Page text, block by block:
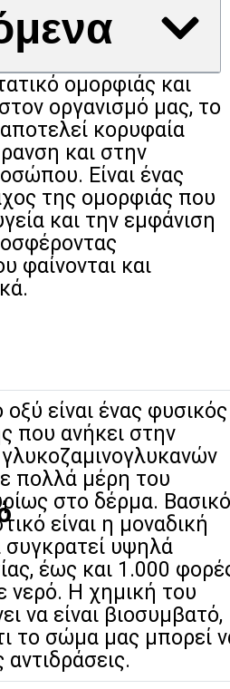
ομορφιάς και
οργανισμό μας, το
κορυφαία
και στην
Είναι ένας
της ομορφιάς που
και την εμφάνιση
φαίνονται και
είναι ένας φυσικός
που ανήκει στην
πολλά μέρη του
στο δέρμα. Βασικό
είναι η μοναδική
συγκρατεί υψηλά
έως και 1.000
νερό. Η χημική του
να είναι βιοσυμβατό,
το σώμα μας μπορεί